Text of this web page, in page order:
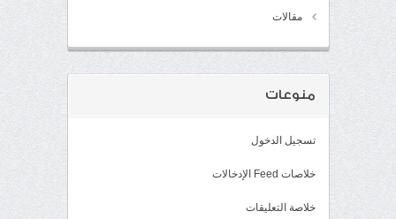
مقالات
منوعات
تسجيل الدخول
خلاصات Feed الإدخالات
خلاصة التعليقات